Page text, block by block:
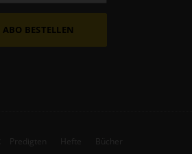
ABO BESTELLEN
Predigten Hefte Bücher